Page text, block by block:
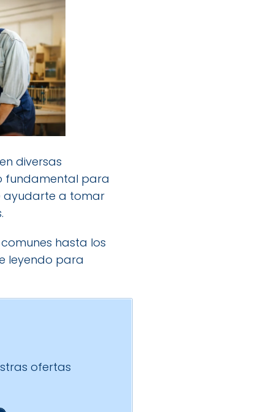
diversas
fundamental para
ayudarte a tomar
hasta los
leyendo para
ofertas